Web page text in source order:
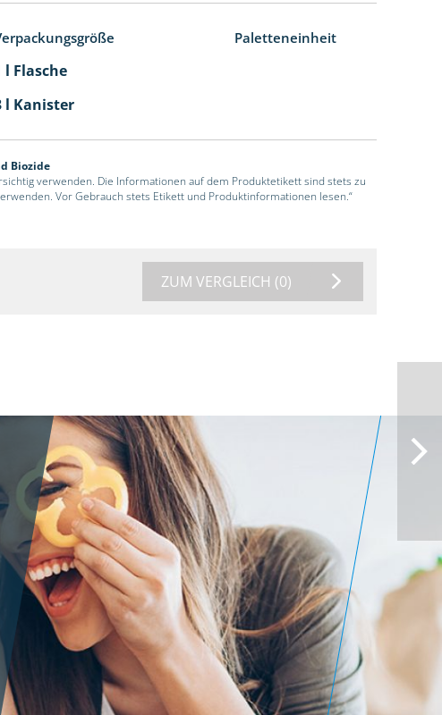
Paletteneinheit
l Flasche
l Kanister
Biozide
verwenden. Die Informationen auf dem Produktetikett sind stets zu
Vor Gebrauch stets Etikett und Produktinformationen lesen.“
ZUM VERGLEICH (0)